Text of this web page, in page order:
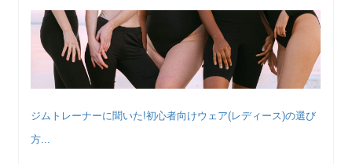
ジムトレーナーに聞いた!初心者向けウェア(レディース)の選び
方...